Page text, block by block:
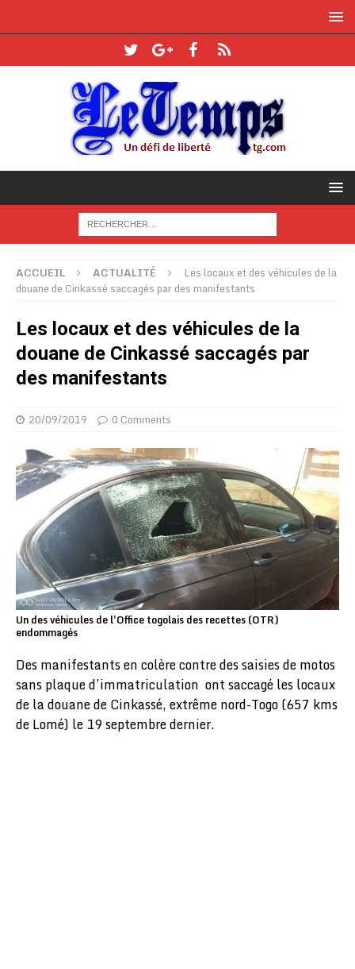
ACCUEIL ACTUALITÉ
Les locaux et des véhicules de la
douane de Cinkassé saccagés par des manifestants
Les locaux et des véhicules de la
douane de Cinkassé saccagés par
des manifestants
20/09/2019 0 Comments
Un des véhicules de l'Office togolais des recettes (OTR)
endommagés
Des manifestants en colère contre des saisies de motos
sans plaque d’immatriculation ont saccagé les locaux
de la douane de Cinkassé, extrême nord-Togo (657 kms
de Lomé) le 19 septembre dernier.